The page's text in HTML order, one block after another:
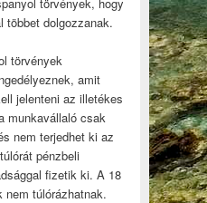
többet dolgozzanak.
törvények
amit
jelenteni az illetékes
munkavállaló csak
nem terjedhet ki az
pénzbeli
fizetik ki. A 18
túlórázhatnak.